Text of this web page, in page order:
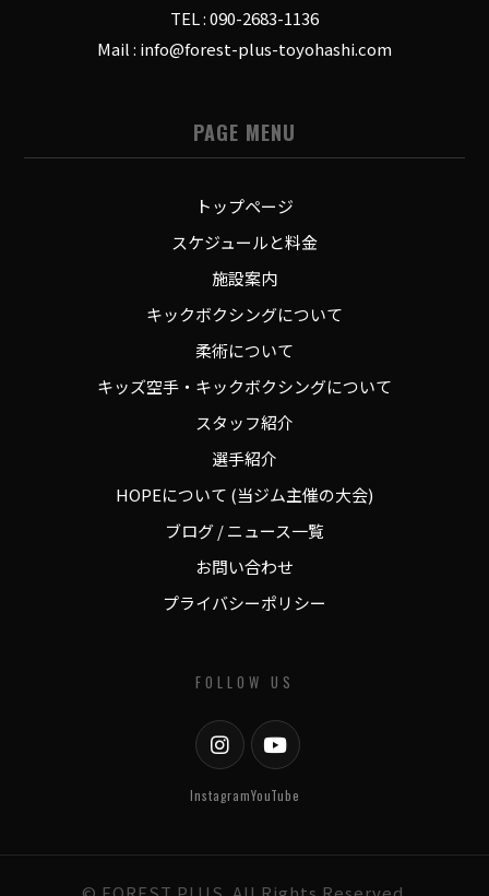
TEL : 090-2683-1136
Mail : info@forest-plus-toyohashi.com
PAGE MENU
トップページ
スケジュールと料金
施設案内
キックボクシングについて
柔術について
キッズ空手・キックボクシングについて
スタッフ紹介
選手紹介
HOPEについて (当ジム主催の大会)
ブログ / ニュース一覧
お問い合わせ
プライバシーポリシー
FOLLOW US
InstagramYouTube